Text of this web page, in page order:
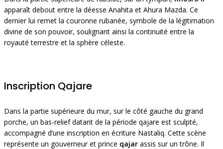
apparaît debout entre la déesse Anahita et Ahura Mazda. Ce
dernier lui remet la couronne rubanée, symbole de la légitimation
divine de son pouvoir, soulignant ainsi la continuité entre la
royauté terrestre et la sphère céleste.
Inscription Qajare
Dans la partie supérieure du mur, sur le côté gauche du grand
porche, un bas-relief datant de la période qajare est sculpté,
accompagné d’une inscription en écriture Nastaliq. Cette scène
représente un gouverneur et prince qajar assis sur un trône. Il